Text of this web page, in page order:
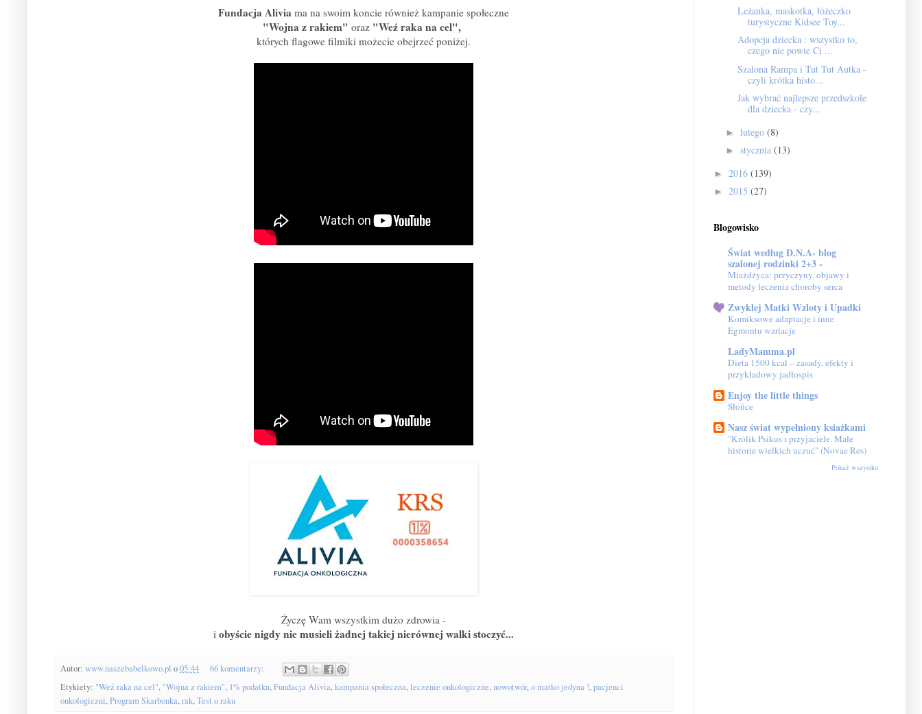
Fundacja Alivia ma na swoim koncie również kampanie społeczne
"Wojna z rakiem" oraz "Weź raka na cel",
których flagowe filmiki możecie obejrzeć poniżej.
Życzę Wam wszystkim dużo zdrowia -
i obyście nigdy nie musieli żadnej takiej nierównej walki stoczyć...
Autor: www.naszebabelkowo.pl o05:44
66 komentarzy:
Etykiety: "Weź raka na cel", "Wojna z rakiem", 1% podatku,Fundacja Alivia,kampania społeczna,leczenie onkologiczne,nowotwór,o matko jedyna !,pacjenci
onkologiczni,Program Skarbonka,rak,Test o raku
Leżanka, maskotka, łóżeczko
turystyczne Kidsee Toy...
Adopcja dziecka : wszystko to,
czego nie powie Ci ...
Szalona Rampa i Tut Tut Autka -
czyli krótka histo...
Jak wybrać najlepsze przedszkole
dla dziecka - czy...
► lutego (8)
► stycznia (13)
► 2016 (139)
► 2015 (27)
Blogowisko
Świat według D.N.A- blog
szalonej rodzinki 2+3 -
Miażdżyca: przyczyny, objawy i
metody leczenia choroby serca
Zwykłej Matki Wzloty i Upadki
Komiksowe adaptacje i inne
Egmontu wariacje
LadyMamma.pl
Dieta 1500 kcal – zasady, efekty i
przykładowy jadłospis
Enjoy the little things
Słońce
Nasz świat wypełniony ksiażkami
"Królik Psikus i przyjaciele. Małe
historie wielkich uczuć" (Novae Res)
Pokaż wszystko